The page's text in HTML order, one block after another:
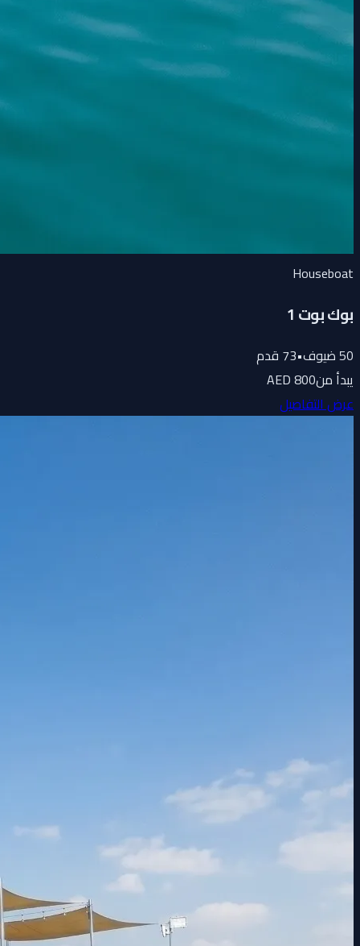
Houseboat
بوك بوت 1
50ضيوف•
73 قدم
يبدأ من800 AED
عرض التفاصيل